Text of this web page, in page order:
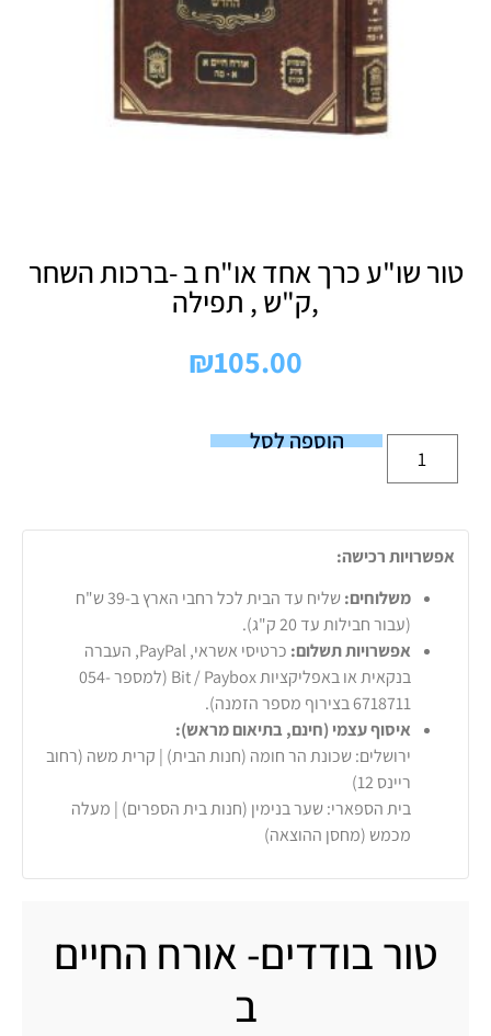
טור שו"ע כרך אחד או"ח ב -ברכות השחר
,ק"ש , תפילה
₪105.00
הוספה לסל
אפשרויות רכישה:
משלוחים:
שליח עד הבית לכל רחבי הארץ ב-39 ש"ח
(עבור חבילות עד 20 ק"ג).
אפשרויות תשלום:
כרטיסי אשראי, PayPal, העברה
בנקאית או באפליקציות Bit / Paybox (למספר 054-
6718711 בצירוף מספר הזמנה).
איסוף עצמי (חינם, בתיאום מראש):
ירושלים: שכונת הר חומה (חנות הבית) | קרית משה (רחוב
ריינס 12)
בית הספארי: שער בנימין (חנות בית הספרים) | מעלה
מכמש (מחסן ההוצאה)
טור בודדים- אורח החיים
ב